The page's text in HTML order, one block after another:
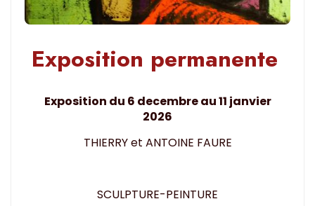
Exposition permanente
Exposition du 6 decembre au 11 janvier
2026
THIERRY et ANTOINE FAURE
SCULPTURE-PEINTURE